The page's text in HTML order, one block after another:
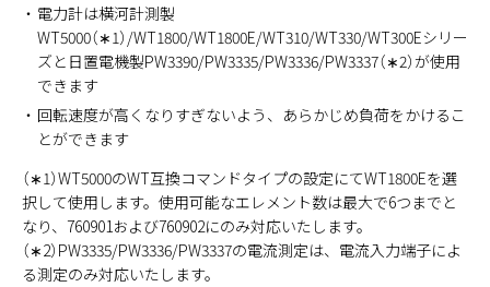
電力計は横河計測製
WT5000（∗1）/WT1800/WT1800E/WT310/WT330/WT300Eシリー
ズと日置電機製PW3390/PW3335/PW3336/PW3337（∗2）が使用
できます
回転速度が高くなりすぎないよう、あらかじめ負荷をかけるこ
とができます
（∗1）WT5000のWT互換コマンドタイプの設定にてWT1800Eを選
択して使用します。使用可能なエレメント数は最大で6つまでと
なり、760901および760902にのみ対応いたします。
（∗2）PW3335/PW3336/PW3337の電流測定は、電流入力端子によ
る測定のみ対応いたします。